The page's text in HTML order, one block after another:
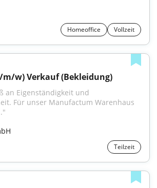
Homeoffice Vollzeit
m/w) Verkauf (Bekleidung)
an Eigenständigkeit und
Für unser Manufactum Warenhaus
Teilzeit